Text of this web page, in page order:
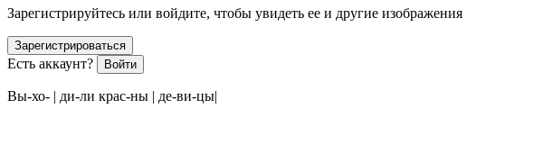
Зарегистрируйтесь или войдите, чтобы увидеть ее и другие изображения
Зарегистрироваться
Есть аккаунт? Войти
Вы-хо- | ди-ли крас-ны | де-ви-цы|